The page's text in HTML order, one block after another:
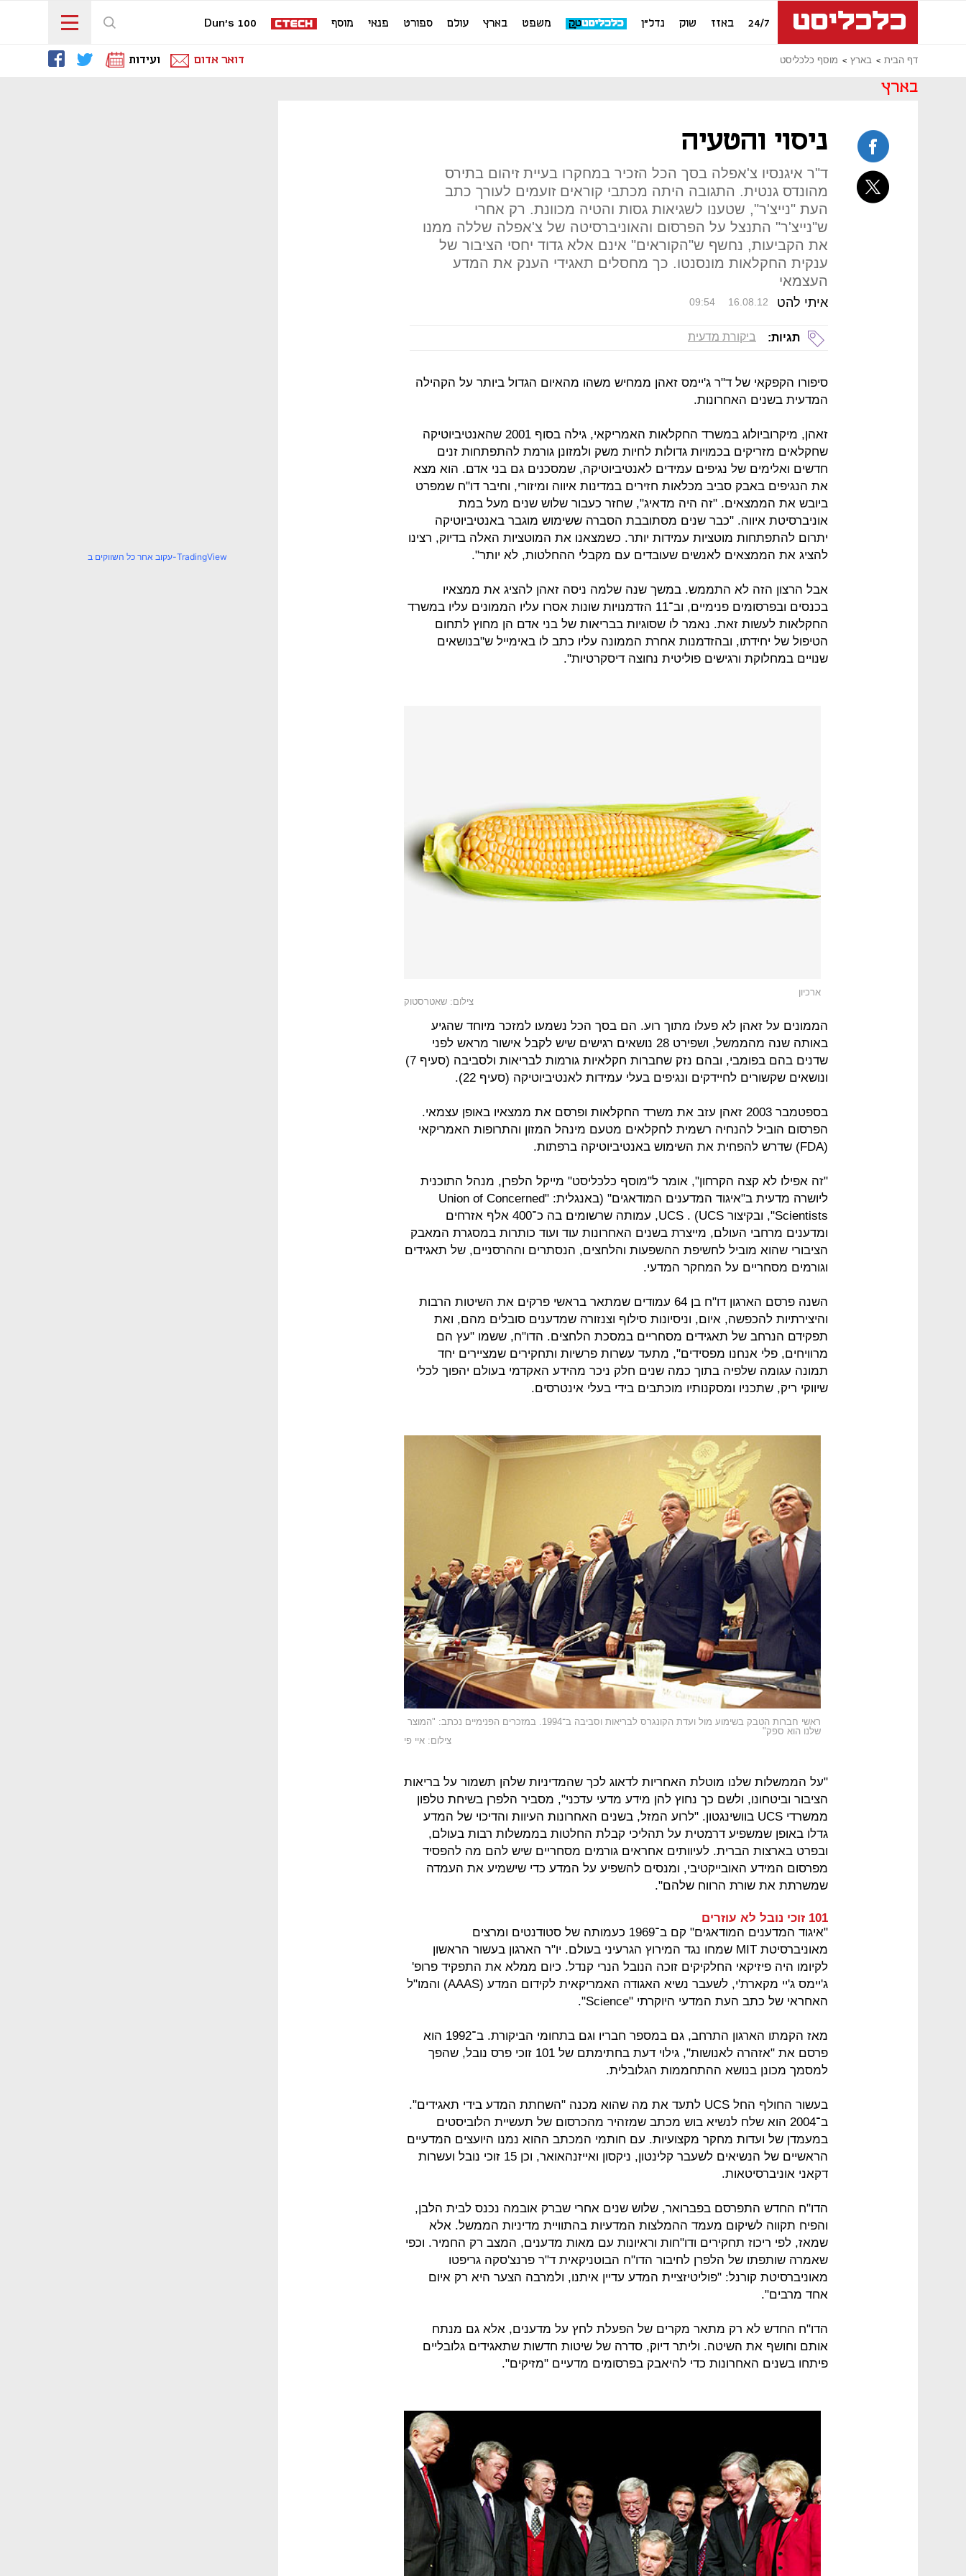
24/7 באזז שוק נדל"ן משפט בארץ עולם ספורט פנאי מוסף Dun's 100
דף הבית בארץ מוסף כלכליסט דואר אדום ועידות
בארץ
ניסוי והטעיה
ד"ר איגנסיו צ'אפלה בסך הכל הזכיר במחקרו בעיית זיהום בתירס
מהונדס גנטית. התגובה היתה מכתבי קוראים זועמים לעורך כתב
העת "נייצ'ר", שטענו לשגיאות גסות והטיה מכוונת. רק אחרי
ש"נייצ'ר" התנצל על הפרסום והאוניברסיטה של צ'אפלה שללה ממנו
את הקביעות, נחשף ש"הקוראים" אינם אלא גדוד יחסי הציבור של
ענקית החקלאות מונסנטו. כך מחסלים תאגידי הענק את המדע
העצמאי
איתי להט 09:54 16.08.12
תגיות: ביקורת מדעית
סיפורו הקפקאי של ד"ר ג'יימס זאהן ממחיש משהו מהאיום הגדול ביותר על הקהילה
המדעית בשנים האחרונות.
זאהן, מיקרוביולוג במשרד החקלאות האמריקאי, גילה בסוף 2001 שהאנטיביוטיקה
שחקלאים מזריקים בכמויות גדולות לחיות משק ולמזונן גורמת להתפתחות זנים
חדשים ואלימים של נגיפים עמידים לאנטיביוטיקה, שמסכנים גם בני אדם. הוא מצא
את הנגיפים באבק סביב מכלאות חזירים במדינות איווה ומיזורי, וחיבר דו"ח שמפרט
ביובש את הממצאים. "זה היה מדאיג", שחזר כעבור שלוש שנים מעל במת
אוניברסיטת איווה. "כבר שנים מסתובבת הסברה ששימוש מוגבר באנטיביוטיקה
יתרום להתפתחות מוטציות עמידות יותר. כשמצאנו את המוטציות האלה בדיוק, רצינו
להציג את הממצאים לאנשים שעובדים עם מקבלי ההחלטות, לא יותר".
אבל הרצון הזה לא התממש. במשך שנה שלמה ניסה זאהן להציג את ממצאיו
בכנסים ובפרסומים פנימיים, וב־11 הזדמנויות שונות אסרו עליו הממונים עליו במשרד
החקלאות לעשות זאת. נאמר לו שסוגיות בבריאות של בני אדם הן מחוץ לתחום
הטיפול של יחידתו, ובהזדמנות אחרת הממונה עליו כתב לו באימייל ש"בנושאים
שנויים במחלוקת ורגישים פוליטית נחוצה דיסקרטיות".
ארכיון
צילום: שאטרסטוק
הממונים על זאהן לא פעלו מתוך רוע. הם בסך הכל נשמעו למזכר מיוחד שהגיע
באותה שנה מהממשל, ושפירט 28 נושאים רגישים שיש לקבל אישור מראש לפני
שדנים בהם בפומבי, ובהם נזק שחברות חקלאיות גורמות לבריאות ולסביבה (סעיף 7)
ונושאים שקשורים לחיידקים ונגיפים בעלי עמידות לאנטיביוטיקה (סעיף 22).
בספטמבר 2003 זאהן עזב את משרד החקלאות ופרסם את ממצאיו באופן עצמאי.
הפרסום הוביל להנחיה רשמית לחקלאים מטעם מינהל המזון והתרופות האמריקאי
(FDA) שדרש להפחית את השימוש באנטיביוטיקה ברפתות.
"זה אפילו לא קצה הקרחון", אומר ל"מוסף כלכליסט" מייקל הלפרן, מנהל התוכנית
ליושרה מדעית ב"איגוד המדענים המודאגים" (באנגלית: "Union of Concerned
Scientists", ובקיצור UCS . (UCS, עמותה שרשומים בה כ־400 אלף אזרחים
ומדענים מרחבי העולם, מייצרת בשנים האחרונות עוד ועוד כותרות במסגרת המאבק
הציבורי שהוא מוביל לחשיפת ההשפעות והלחצים, הנסתרים וההרסניים, של תאגידים
וגורמים מסחריים על המחקר המדעי.
השנה פרסם הארגון דו"ח בן 64 עמודים שמתאר בראשי פרקים את השיטות הרבות
והיצירתיות להכפשה, איום, וניסיונות סילוף וצנזורה שמדענים סובלים מהם, ואת
תפקידם הנרחב של תאגידים מסחריים במסכת הלחצים. הדו"ח, ששמו "עץ הם
מרוויחים, פלי אנחנו מפסידים", מתעד עשרות פרשיות ותחקירים שמציירים יחד
תמונה עגומה שלפיה בתוך כמה שנים חלק ניכר מהידע האקדמי בעולם יהפוך לכלי
שיווקי ריק, שתכניו ומסקנותיו מוכתבים בידי בעלי אינטרסים.
ראשי חברות הטבק בשימוע מול ועדת הקונגרס לבריאות וסביבה ב־1994. במזכרים הפנימיים נכתב: "המוצר
שלנו הוא ספק"
צילום: איי פי
"על הממשלות שלנו מוטלת האחריות לדאוג לכך שהמדיניות שלהן תשמור על בריאות
הציבור וביטחונו, ולשם כך נחוץ להן מידע מדעי עדכני", מסביר הלפרן בשיחת טלפון
ממשרדי UCS בוושינגטון. "לרוע המזל, בשנים האחרונות העיוות והדיכוי של המדע
גדלו באופן שמשפיע דרמטית על תהליכי קבלת החלטות בממשלות רבות בעולם,
ובפרט בארצות הברית. לעיוותים אחראים גורמים מסחריים שיש להם מה להפסיד
מפרסום המידע האובייקטיבי, ומנסים להשפיע על המדע כדי שישמיע את העמדה
שמשרתת את שורת הרווח שלהם".
101 זוכי נובל לא עוזרים
"איגוד המדענים המודאגים" קם ב־1969 כעמותה של סטודנטים ומרצים
מאוניברסיטת MIT שמחו נגד המירוץ הגרעיני בעולם. יו"ר הארגון בעשור הראשון
לקיומו היה פיזיקאי החלקיקים זוכה הנובל הנרי קנדל. כיום ממלא את התפקיד פרופ'
ג'יימס ג'יי מקארת'י, לשעבר נשיא האגודה האמריקאית לקידום המדע (AAAS) והמו"ל
האחראי של כתב העת המדעי היוקרתי "Science".
מאז הקמתו הארגון התרחב, גם במספר חבריו וגם בתחומי הביקורת. ב־1992 הוא
פרסם את "אזהרה לאנושות", גילוי דעת בחתימתם של 101 זוכי פרס נובל, שהפך
למסמך מכונן בנושא ההתחממות הגלובלית.
בעשור החולף החל UCS לתעד את מה שהוא מכנה "השחתת המדע בידי תאגידים".
ב־2004 הוא שלח לנשיא בוש מכתב שמזהיר מהכרסום של תעשיית הלוביסטים
במעמדן של ועדות מחקר מקצועיות. עם חותמי המכתב ההוא נמנו היועצים המדעיים
הראשיים של הנשיאים לשעבר קלינטון, ניקסון ואייזנהאואר, וכן 15 זוכי נובל ועשרות
דקאני אוניברסיטאות.
הדו"ח החדש התפרסם בפברואר, שלוש שנים אחרי שברק אובמה נכנס לבית הלבן,
והפיח תקווה לשיקום מעמד ההמלצות המדעיות בהתוויית מדיניות הממשל. אלא
שמאז, לפי ריכוז תחקירים ודו"חות וראיונות עם מאות מדענים, המצב רק החמיר. וכפי
שאמרה שותפתו של הלפרן לחיבור הדו"ח הבוטניקאית ד"ר פרנצ'סקה גריפטו
מאוניברסיטת קורנל: "פוליטיזציית המדע עדיין איתנו, ולמרבה הצער היא רק איום
אחד מרבים".
הדו"ח החדש לא רק מתאר מקרים של הפעלת לחץ על מדענים, אלא גם מנתח
אותם וחושף את השיטה. וליתר דיוק, סדרה של שיטות חדשות שתאגידים גלובליים
פיתחו בשנים האחרונות כדי להיאבק בפרסומים מדעיים "מזיקים".
עקוב אחר כל השווקים ב-TradingView